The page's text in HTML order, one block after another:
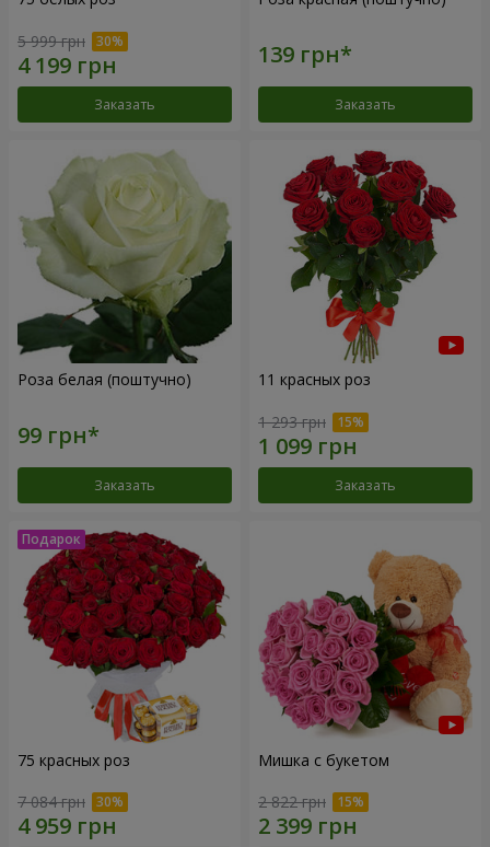
5 999 грн
Заказать Заказать
Роза белая (поштучно)
Заказать
11 красных роз
1 293 грн
Заказать
75 красных роз
7 084 грн
Мишка с букетом
2 822 грн